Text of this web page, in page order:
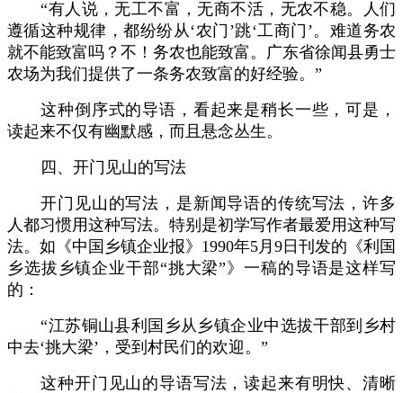
“有人说，无工不富，无商不活，无农不稳。人们
遵循这种规律，都纷纷从‘农门’跳‘工商门’。难道务农
就不能致富吗？不！务农也能致富。广东省徐闻县勇士
农场为我们提供了一条务农致富的好经验。”
这种倒序式的导语，看起来是稍长一些，可是，
读起来不仅有幽默感，而且悬念丛生。
四、开门见山的写法
开门见山的写法，是新闻导语的传统写法，许多
人都习惯用这种写法。特别是初学写作者最爱用这种写
法。如《中国乡镇企业报》1990年5月9日刊发的《利国
乡选拔乡镇企业干部“挑大梁”》一稿的导语是这样写
的：
“江苏铜山县利国乡从乡镇企业中选拔干部到乡村
中去‘挑大梁’，受到村民们的欢迎。”
这种开门见山的导语写法，读起来有明快、清晰